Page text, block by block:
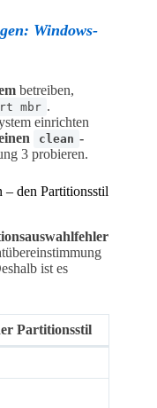
Windows-
betreiben,
mbr .
einrichten
clean -
3 probieren.
den Partitionsstil
ist es
Partitionsstil